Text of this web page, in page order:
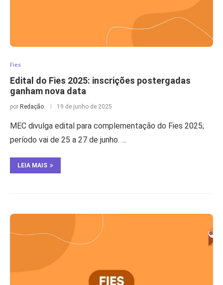
Fies
Edital do Fies 2025: inscrições postergadas
ganham nova data
por Redação 19 de junho de 2025
MEC divulga edital para complementação do Fies 2025;
período vai de 25 a 27 de junho. …
LEIA MAIS